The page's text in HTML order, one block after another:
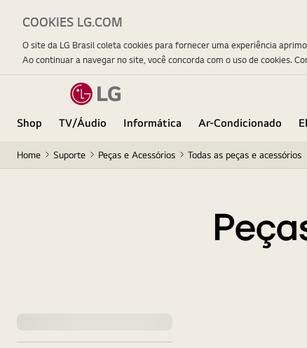
Shop TV/Áudio Informática Ar-Condicionado
Home Suporte Peças e Acessórios Todas as peças e acessórios
COOKIES LG.COM
O site da LG Brasil coleta cookies para fornecer uma experiência
Ao continuar a navegar no site, você concorda com o uso de cookies.